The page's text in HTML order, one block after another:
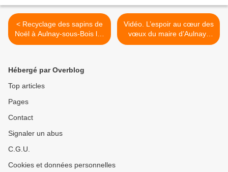
< Recyclage des sapins de
Noël à Aulnay-sous-Bois les
14 et 28 janvier 2020
Vidéo. L’espoir au cœur des
vœux du maire d’Aulnay-
sous-Bois Bruno Beschizza
Hébergé par Overblog
Top articles
Pages
Contact
Signaler un abus
C.G.U.
Cookies et données personnelles